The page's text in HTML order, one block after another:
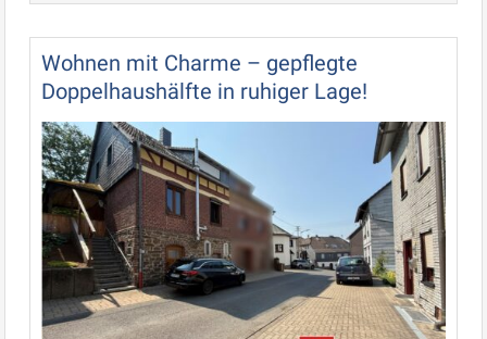
Wohnen mit Charme – gepflegte
Doppelhaushälfte in ruhiger Lage!